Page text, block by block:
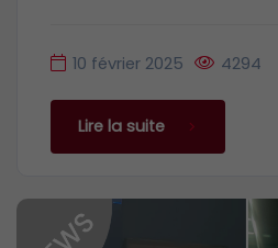
10 février 2025 4294
Lire la suite